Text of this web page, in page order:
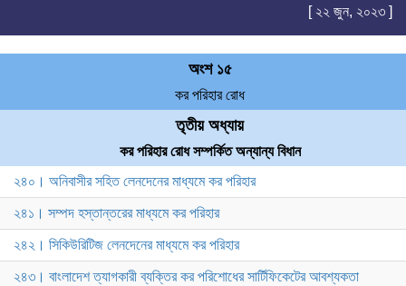
[ ২২ জুন, ২০২৩ ]
অংশ ১৫
কর পরিহার রোধ
তৃতীয় অধ্যায়
কর পরিহার রোধ সম্পর্কিত অন্যান্য বিধান
২৪০। অনিবাসীর সহিত লেনদেনের মাধ্যমে কর পরিহার
২৪১। সম্পদ হস্তান্তরের মাধ্যমে কর পরিহার
২৪২। সিকিউরিটিজ লেনদেনের মাধ্যমে কর পরিহার
২৪৩। বাংলাদেশ ত্যাগকারী ব্যক্তির কর পরিশোধের সার্টিফিকেটের আবশ্যকতা